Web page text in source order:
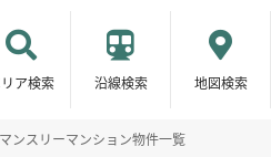
ア検索 沿線検索 地図検索
ンスリーマンション物件一覧